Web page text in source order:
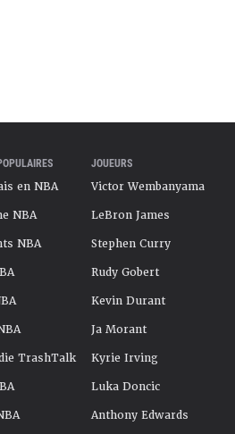
en NBA
NBA
NBA
TrashTalk
JOUEURS
Victor Wembanyama
LeBron James
Stephen Curry
Rudy Gobert
Kevin Durant
Ja Morant
Kyrie Irving
Luka Doncic
Anthony Edwards